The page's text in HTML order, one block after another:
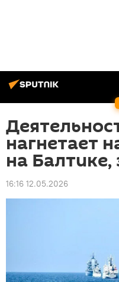
нагнетает
на Балтике,
16:16 12.05.2026